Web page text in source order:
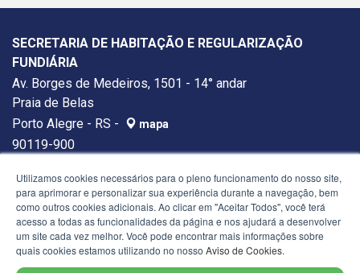
SECRETARIA DE HABITAÇÃO E REGULARIZAÇÃO
FUNDIÁRIA
Av. Borges de Medeiros, 1501 - 14° andar
Praia de Belas
Porto Alegre - RS -
mapa
90119-900
Utilizamos cookies necessários para o pleno funcionamento do nosso site,
para aprimorar e personalizar sua experiência durante a navegação, bem
como outros cookies adicionais. Ao clicar em "Aceitar Todos", você terá
acesso a todas as funcionalidades da página e nos ajudará a desenvolver
um site cada vez melhor. Você pode encontrar mais informações sobre
quais cookies estamos utilizando no nosso Aviso de Cookies.